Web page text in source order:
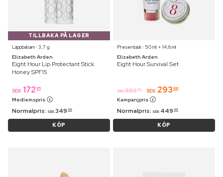
TILLBAKA PÅ LAGER
Läppbalsam ⋅ 3,7 g
Elizabeth Arden
Eight Hour Lip Protectant Stick
Honey SPF15
SEK 172 95
Medlemspris
Normalpris: SEK 349 95
KÖP
Presentask ⋅ 50 ml + 14,6 ml
Elizabeth Arden
Eight Hour Survival Set
SEK 302 95 SEK 293 86
Kampanjpris
Normalpris: SEK 449 95
KÖP